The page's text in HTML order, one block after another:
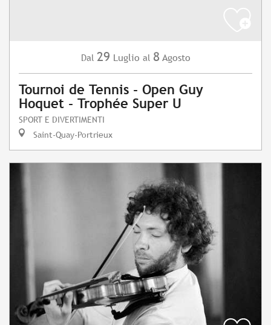
Dal 29 Luglio al 8 Agosto
Tournoi de Tennis - Open Guy
Hoquet - Trophée Super U
SPORT E DIVERTIMENTI
Saint-Quay-Portrieux